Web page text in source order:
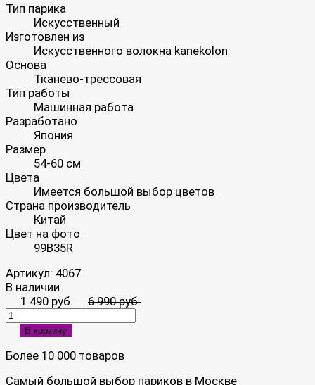
Тип парика
Искусственный
Изготовлен из
Искусственного волокна kanekolon
Основа
Тканево-трессовая
Тип работы
Машинная работа
Разработано
Япония
Размер
54-60 см
Цвета
Имеется большой выбор цветов
Страна производитель
Китай
Цвет на фото
99B35R
Артикул: 4067
В наличии
1 490 руб.
6 990 руб.
В корзину
Более 10 000 товаров
Самый большой выбор париков в Москве